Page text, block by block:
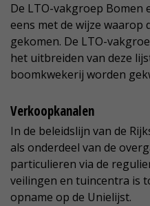
De LTO-vakgroep Bomen
eens met de wijze waarop
gekomen. De LTO-
het uitbreiden van deze
boomkwekerij worden
Verkoopkanalen
In de beleidslijn van de
als onderdeel van de
particulieren via de
veilingen en tuincentra is
opname op de Unielijst.